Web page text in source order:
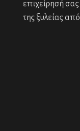
επιχείρησή
της ξυλείας